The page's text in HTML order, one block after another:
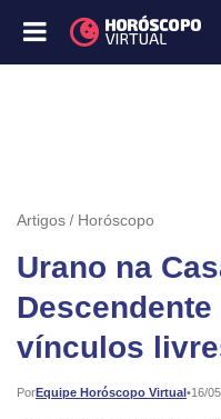
Artigos Horóscopo
Urano na
vínculos
PorEquipe Horóscopo Virtual•
Publicado: 16/